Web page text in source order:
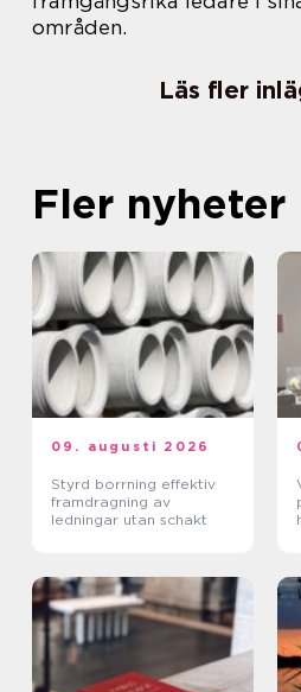
områden.
Läs fler
Fler nyheter
09. augusti 2026
Styrd borrning effektiv
framdragning av
ledningar utan schakt